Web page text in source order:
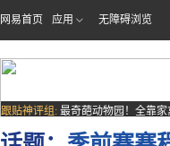
网易首页 应用 无障碍浏览
跟贴神评组: 最奇葩动物园！全靠家
场子